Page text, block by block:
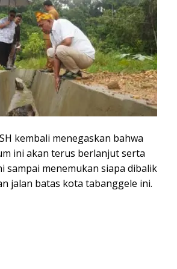
kembali menegaskan bahwa
ini akan terus berlanjut serta
sampai menemukan siapa dibalik
jalan batas kota tabanggele ini.